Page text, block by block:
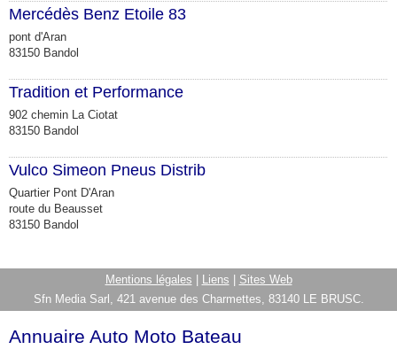
Mercédès Benz Etoile 83
pont d'Aran
83150 Bandol
Tradition et Performance
902 chemin La Ciotat
83150 Bandol
Vulco Simeon Pneus Distrib
Quartier Pont D'Aran
route du Beausset
83150 Bandol
Mentions légales Liens
Sites Web
Sfn Media Sarl, 421 avenue des Charmettes, 83140 LE BRUSC.
Annuaire Auto Moto Bateau